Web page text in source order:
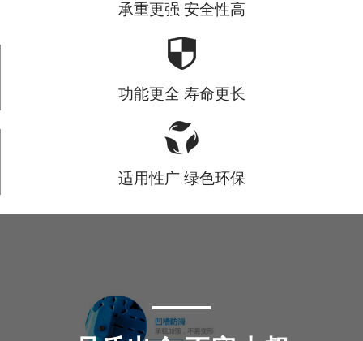
承重更强 安全性高
功能更全 寿命更长
适用性广 绿色环保